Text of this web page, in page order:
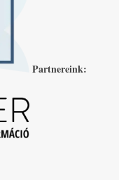
Partnereink: